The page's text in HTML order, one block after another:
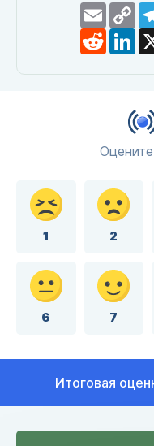
Email
Reddit
1 2
6 7
Итоговая